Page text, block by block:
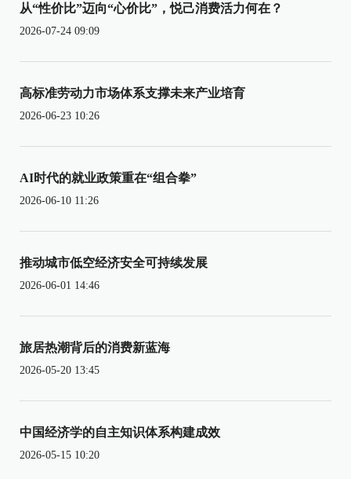
从“性价比”迈向“心价比”，悦己消费活力何在？
2026-07-24 09:09
高标准劳动力市场体系支撑未来产业培育
2026-06-23 10:26
AI时代的就业政策重在“组合拳”
2026-06-10 11:26
推动城市低空经济安全可持续发展
2026-06-01 14:46
旅居热潮背后的消费新蓝海
2026-05-20 13:45
中国经济学的自主知识体系构建成效
2026-05-15 10:20